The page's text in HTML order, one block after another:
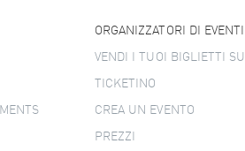
ORGANIZZATORI DI EVENTI
VENDI I TUOI BIGLIETTI SU
TICKETINO
CREA UN EVENTO
PREZZI